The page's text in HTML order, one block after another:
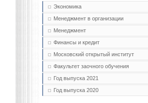
Экономика
Менеджмент в организации
Менеджмент
Финансы и кредит
Московский открытый институт
Факультет заочного обучения
Год выпуска 2021
Год выпуска 2020